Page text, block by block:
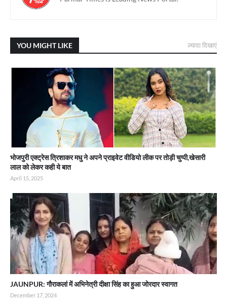
YOU MIGHT LIKE ज़्यादा दिखाएं
भोजपुरी एक्ट्रेस त्रिशाकर मधु ने अपने प्राइवेट वीडियो लीक पर तोड़ी चुप्पी,खेसारी
लाल को लेकर कही ये बात
April 15, 2025
JAUNPUR: गौराकलां में अभिनेत्री दीक्षा सिंह का हुआ जोरदार स्वागत
December 17, 2024